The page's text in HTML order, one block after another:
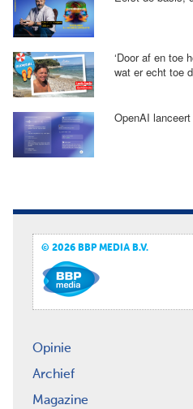
‘Door af en toe
wat er echt toe
OpenAI
© 2026 BBP MEDIA B.V.
Opinie
Archief
Magazine